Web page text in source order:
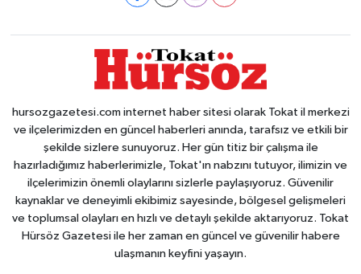
hursozgazetesi.com internet haber sitesi olarak Tokat il merkezi
ve ilçelerimizden en güncel haberleri anında, tarafsız ve etkili bir
şekilde sizlere sunuyoruz. Her gün titiz bir çalışma ile
hazırladığımız haberlerimizle, Tokat'ın nabzını tutuyor, ilimizin ve
ilçelerimizin önemli olaylarını sizlerle paylaşıyoruz. Güvenilir
kaynaklar ve deneyimli ekibimiz sayesinde, bölgesel gelişmeleri
ve toplumsal olayları en hızlı ve detaylı şekilde aktarıyoruz. Tokat
Hürsöz Gazetesi ile her zaman en güncel ve güvenilir habere
ulaşmanın keyfini yaşayın.